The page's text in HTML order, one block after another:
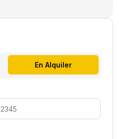
En Alquiler